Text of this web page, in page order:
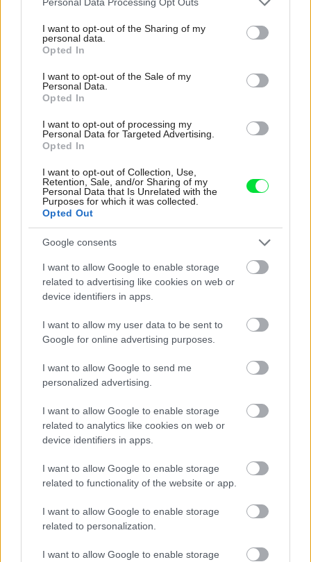
not limited to your visit or usage behaviour. You may click to
grant or deny consent to Google and its third-party tags to
use your data for below specified purposes in below Google
consent section.
I want to opt-out of the Sharing of my
personal data.
Opted In
I want to opt-out of the Sale of my
Personal Data.
Opted In
I want to opt-out of processing my
Personal Data for Targeted Advertising.
Opted In
I want to opt-out of Collection, Use,
Retention, Sale, and/or Sharing of my
Personal Data that Is Unrelated with the
Purposes for which it was collected.
Opted Out
Google consents
I want to allow Google to enable storage
related to advertising like cookies on web or
device identifiers in apps.
I want to allow my user data to be sent to
Google for online advertising purposes.
I want to allow Google to send me
personalized advertising.
I want to allow Google to enable storage
related to analytics like cookies on web or
device identifiers in apps.
I want to allow Google to enable storage
related to functionality of the website or app.
I want to allow Google to enable storage
related to personalization.
I want to allow Google to enable storage
Môj dom 07-08/2026
Mohlo by vás zaujímať
Zmenili dispozíciu a odkryli
Výsledkom je interiér plný
kontrastov